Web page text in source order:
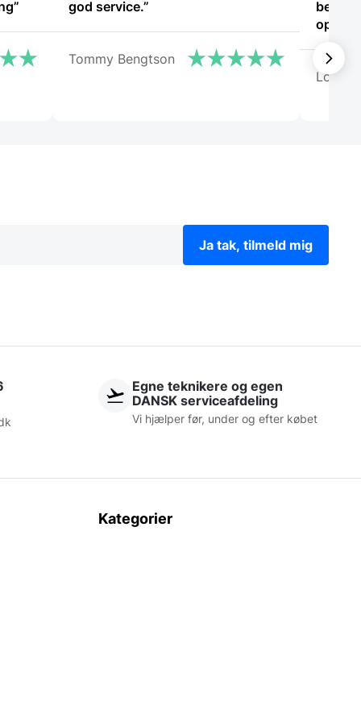
god service.”
Tommy Bengtson
Lone
Ja tak, tilmeld mig
Egne teknikere og egen
DANSK serviceafdeling
Vi hjælper før, under og efter købet
Kategorier